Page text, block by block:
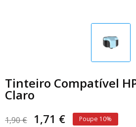
Tinteiro Compatível
Claro
1,90 € 1,71 € Poupe 10%